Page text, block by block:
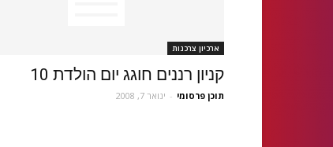
ארכיון צרכנות
קניון רננים חוגג יום הולדת 10
תוכן פרסומי - ינואר 7, 2008